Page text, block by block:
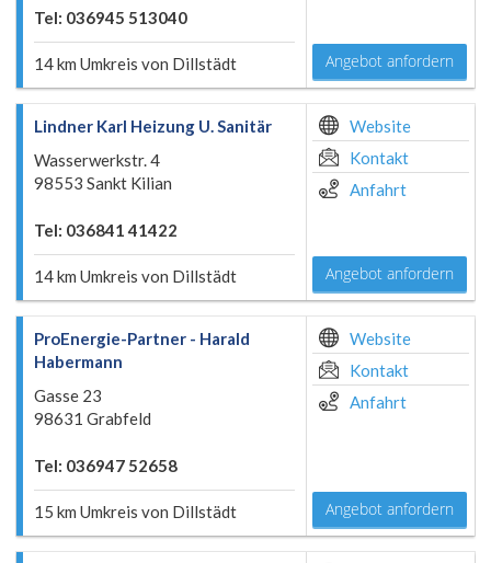
Tel: 036945 513040
14 km Umkreis von Dillstädt Angebot anfordern
Lindner Karl Heizung U. Sanitär
Wasserwerkstr. 4
98553 Sankt Kilian
Tel: 036841 41422
14 km Umkreis von Dillstädt
Website
Kontakt
Anfahrt
Angebot anfordern
ProEnergie-Partner - Harald
Habermann
Gasse 23
98631 Grabfeld
Tel: 036947 52658
15 km Umkreis von Dillstädt
Website
Kontakt
Anfahrt
Angebot anfordern